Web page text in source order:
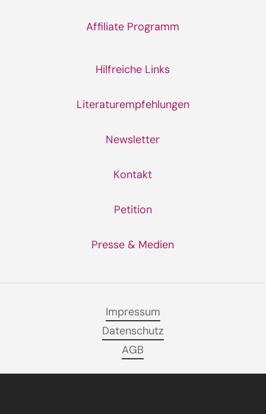
Affiliate Programm
Hilfreiche Links
Literaturempfehlungen
Newsletter
Kontakt
Petition
Presse & Medien
Impressum
Datenschutz
AGB